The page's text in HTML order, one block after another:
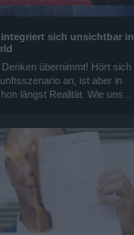
sich unsichtbar in
übernimmt! Hört sich
an, ist aber in
längst Realität. Wie uns